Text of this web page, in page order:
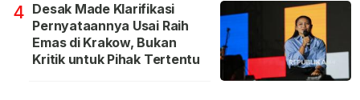
4 Desak Made Klarifikasi
Pernyataannya Usai Raih
Emas di Krakow, Bukan
Kritik untuk Pihak Tertentu